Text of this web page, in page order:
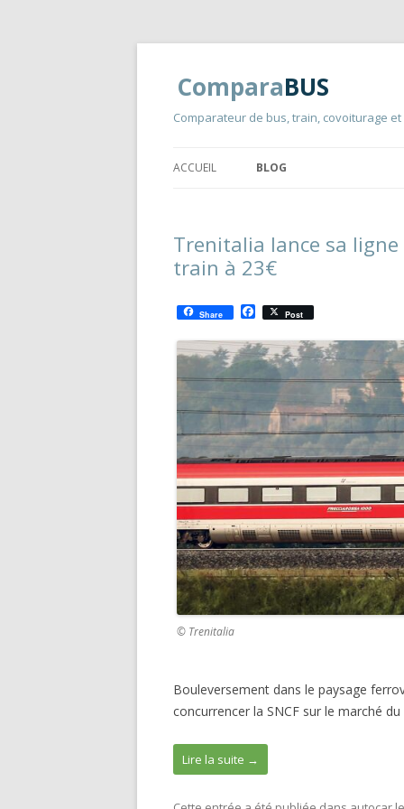
ComparaBUS
Comparateur de bus, train, covoiturage
ACCUEIL BLOG
Trenitalia lance sa
train à 23€
Share
a
c
e
o
k
Post
© Trenitalia
Bouleversement dans le paysage
concurrencer la SNCF sur le marché du
Lire la suite →